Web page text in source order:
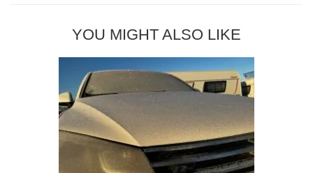
YOU MIGHT ALSO LIKE